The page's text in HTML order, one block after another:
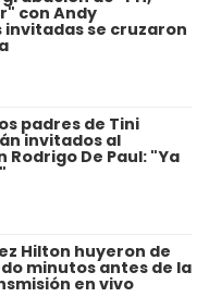
con Andy
invitadas se cruzaron
padres de Tini
invitados al
De Paul: "Ya
Hilton huyeron de
minutos antes de la
en vivo